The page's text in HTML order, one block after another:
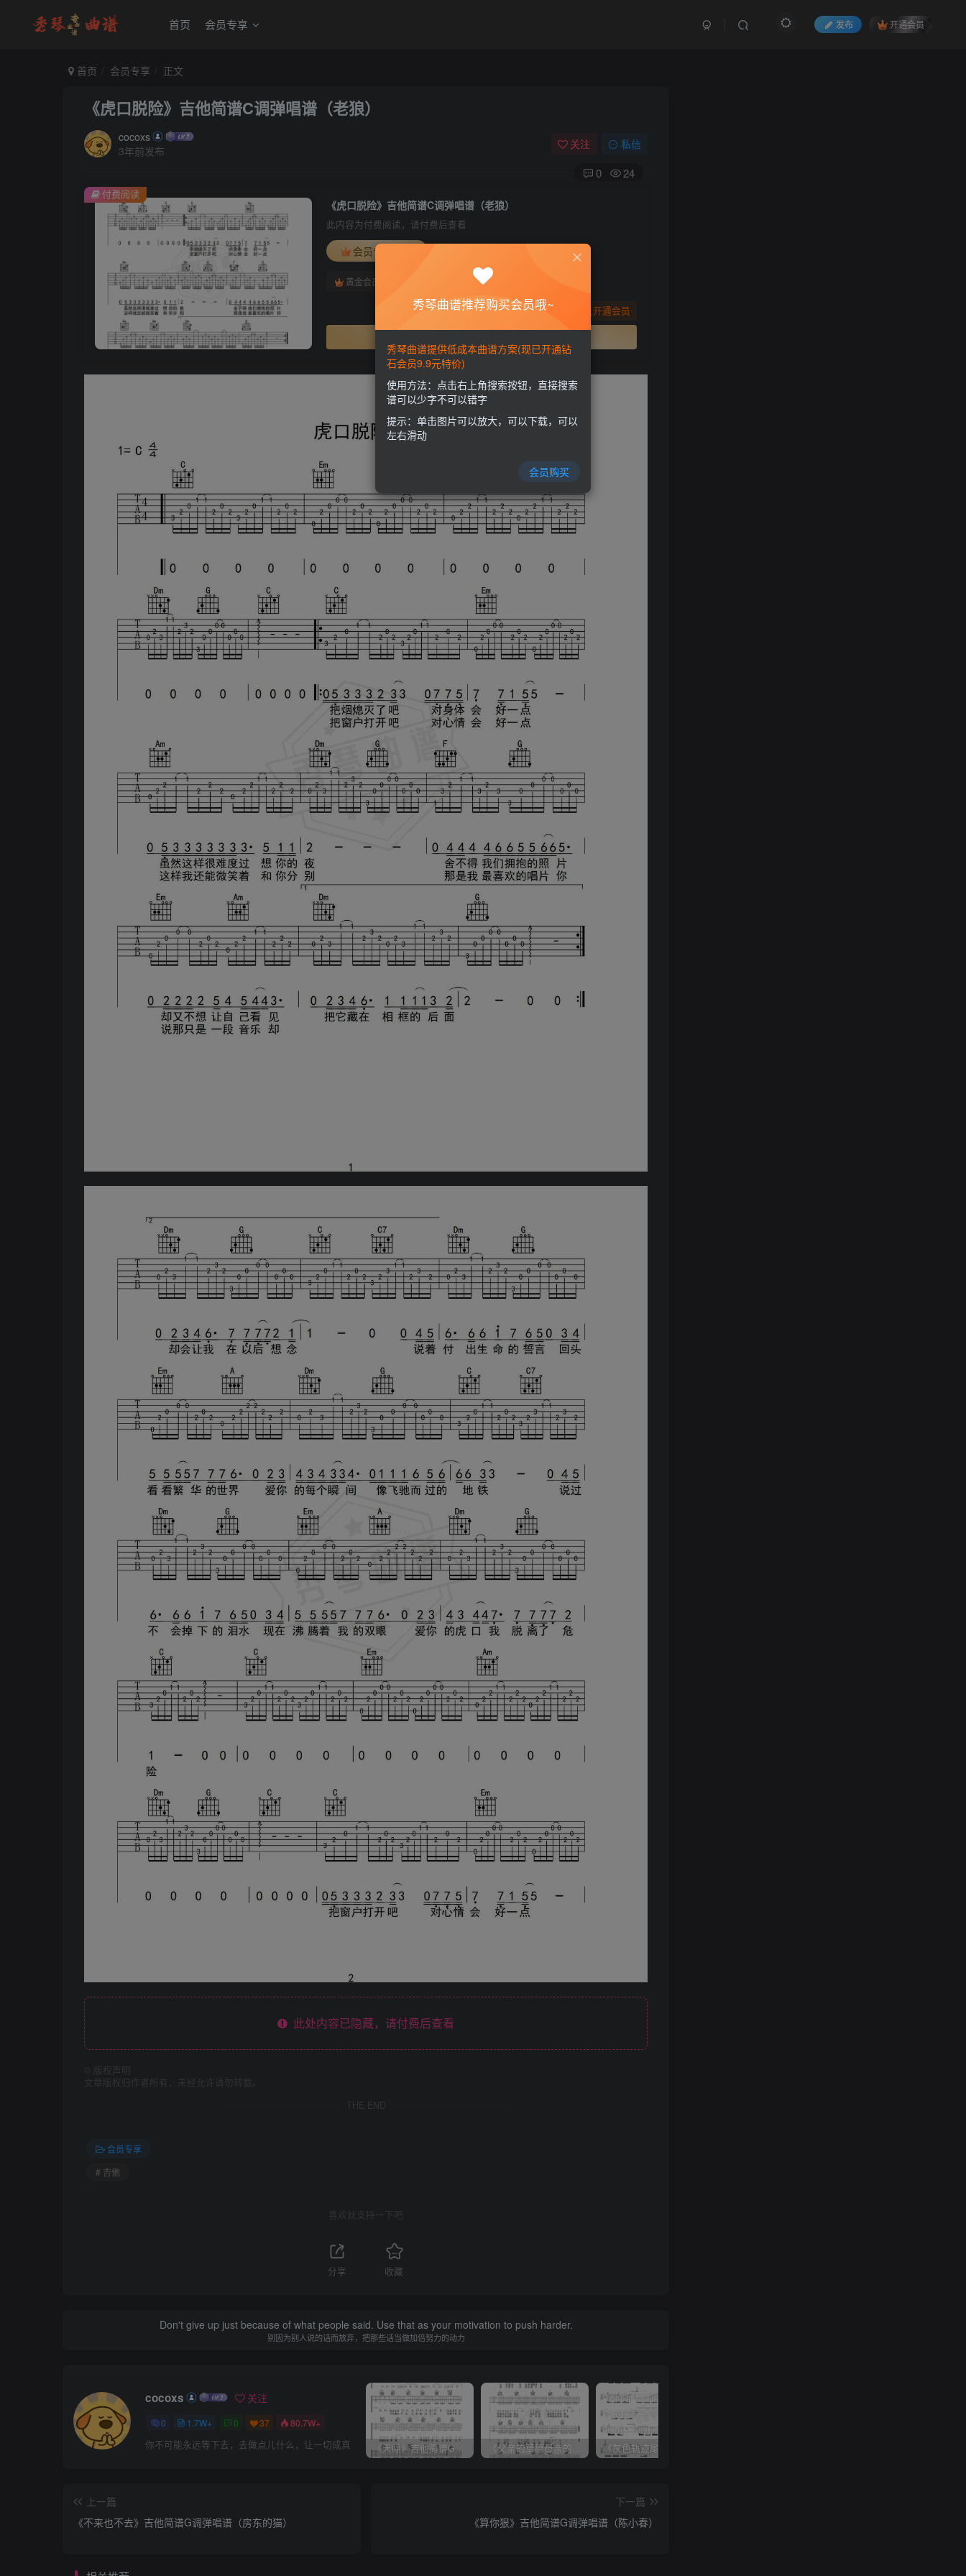
首页 会员专享 发布 开通会员
首页 会员专享 正文
《虎口脱险》吉他简谱C调弹唱谱（老狼）
cocoxs
3年前发布
关注 私信
0 24
《虎口脱险》吉他简谱C调弹唱谱（老狼）
此内容为付费阅读，请付费后查看
会员专属资源
黄金会员 免费
您暂无购买权限，请先开通会员
付费阅读
此处内容已隐藏，请付费后查看
版权声明
文章版权归作者所有，未经允许请勿转载。
THE END
会员专享
# 吉他
喜欢就支持一下吧
分享 收藏
Don't give up just because of what people said. Use that as your motivation to push harder.
别因为别人说的话而放弃，把那些话当做加倍努力的动力
cocoxs 关注
0 1.7W+ 0 37 80.7W+
你不可能永远等下去，去做点儿什么，让一切成真 《天际》吉他简谱G调弹唱谱（姜玉阳） 《父亲的草原母亲的河》吉他简谱C调弹唱谱（腾格尔）
上一篇
《不来也不去》吉他简谱G调弹唱谱（房东的猫）
下一篇
《算你狠》吉他简谱G调弹唱谱（陈小春）
秀琴曲谱推荐购买会员哦~
秀琴曲谱提供低成本曲谱方案(现已开通钻
石会员9.9元特价)
使用方法：点击右上角搜索按钮，直接搜索
谱可以少字不可以错字
提示：单击图片可以放大，可以下载，可以
左右滑动
会员购买